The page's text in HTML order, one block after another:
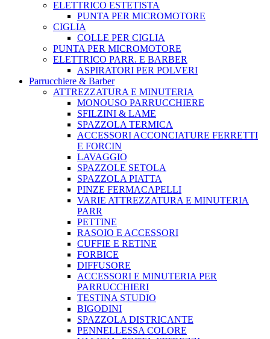
ELETTRICO ESTETISTA
PUNTA PER MICROMOTORE
CIGLIA
COLLE PER CIGLIA
PUNTA PER MICROMOTORE
ELETTRICO PARR. E BARBER
ASPIRATORI PER POLVERI
Parrucchiere & Barber
ATTREZZATURA E MINUTERIA
MONOUSO PARRUCCHIERE
SFILZINI & LAME
SPAZZOLA TERMICA
ACCESSORI ACCONCIATURE FERRETTI
E FORCIN
LAVAGGIO
SPAZZOLE SETOLA
SPAZZOLA PIATTA
PINZE FERMACAPELLI
VARIE ATTREZZATURA E MINUTERIA
PARR
PETTINE
RASOIO E ACCESSORI
CUFFIE E RETINE
FORBICE
DIFFUSORE
ACCESSORI E MINUTERIA PER
PARRUCCHIERI
TESTINA STUDIO
BIGODINI
SPAZZOLA DISTRICANTE
PENNELLESSA COLORE